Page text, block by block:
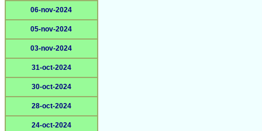
06-nov-2024
05-nov-2024
03-nov-2024
31-oct-2024
30-oct-2024
28-oct-2024
24-oct-2024